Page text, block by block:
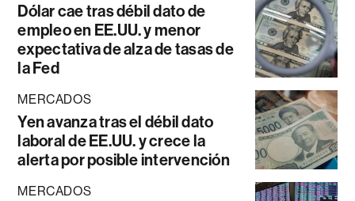
Dólar cae tras débil dato de
empleo en EE.UU. y menor
expectativa de alza de tasas de
la Fed
MERCADOS
Yen avanza tras el débil dato
laboral de EE.UU. y crece la
alerta por posible intervención
MERCADOS